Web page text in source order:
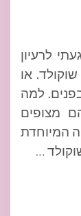
לרעיון
או
למה
מצופים
המיוחדת
…